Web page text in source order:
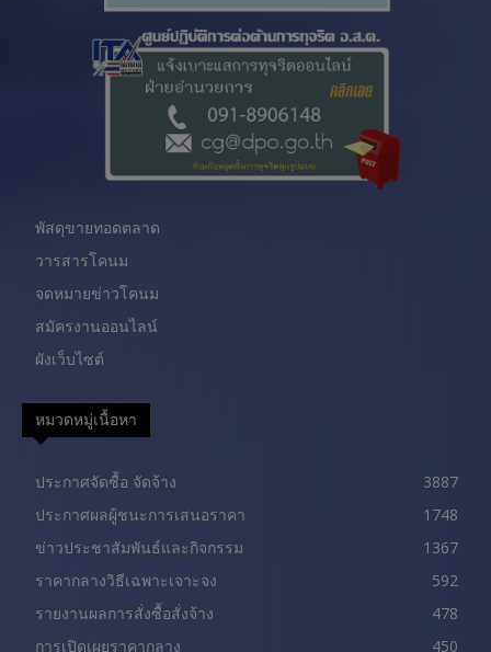
พัสดุขายทอดตลาด
วารสารโคนม
จดหมายข่าวโคนม
สมัครงานออนไลน์
ผังเว็บไซต์
หมวดหมู่เนื้อหา
ประกาศจัดซื้อ จัดจ้าง
3887
ประกาศผลผู้ชนะการเสนอราคา
1748
ข่าวประชาสัมพันธ์และกิจกรรม
1367
ราคากลางวิธีเฉพาะเจาะจง
592
รายงานผลการสั่งซื้อสั่งจ้าง
478
การเปิดเผยราคากลาง
450